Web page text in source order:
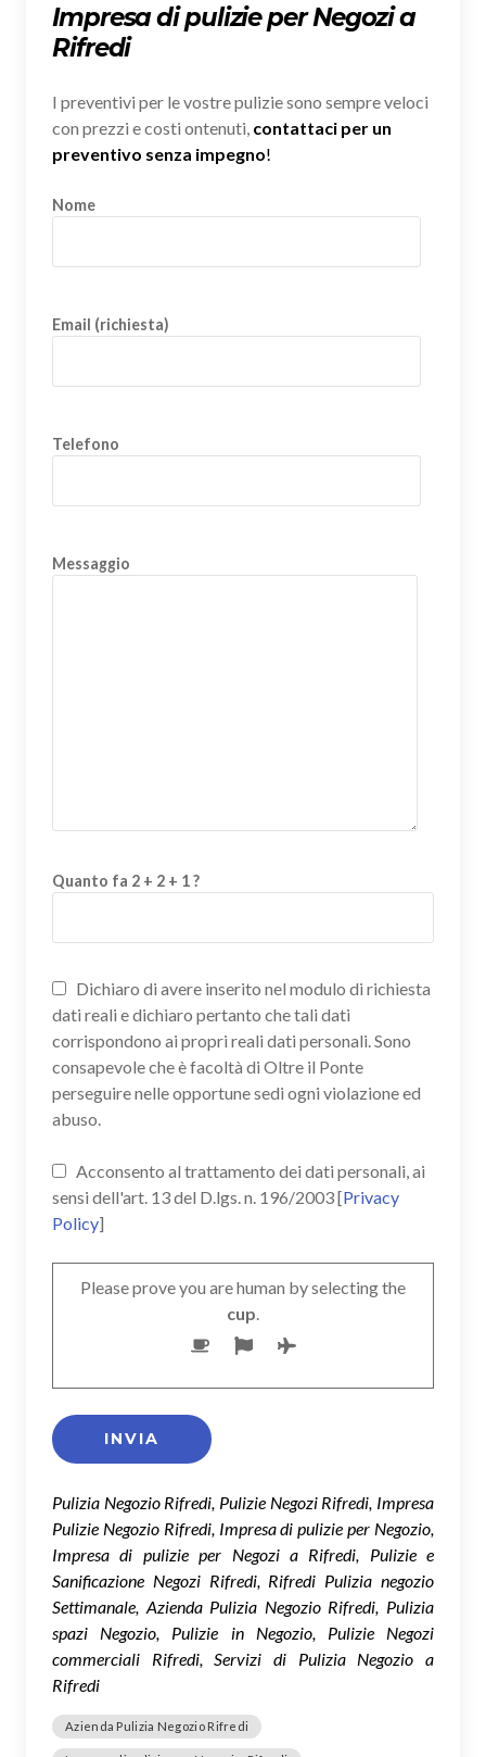
Impresa di pulizie per Negozi a
Rifredi
I preventivi per le vostre pulizie sono sempre veloci
con prezzi e costi ontenuti, contattaci per un
preventivo senza impegno!
Nome
Email (richiesta)
Telefono
Messaggio
Quanto fa 2 + 2 + 1 ?
Dichiaro di avere inserito nel modulo di richiesta
dati reali e dichiaro pertanto che tali dati
corrispondono ai propri reali dati personali. Sono
consapevole che è facoltà di Oltre il Ponte
perseguire nelle opportune sedi ogni violazione ed
abuso.
Acconsento al trattamento dei dati personali, ai
sensi dell'art. 13 del D.lgs. n. 196/2003 [Privacy
Policy]
Please prove you are human by selecting the
cup
Pulizia Negozio Rifredi, Pulizie Negozi Rifredi, Impresa
Pulizie Negozio Rifredi, Impresa di pulizie per Negozio,
Impresa di pulizie per Negozi a Rifredi, Pulizie e
Sanificazione Negozi Rifredi, Rifredi Pulizia negozio
Settimanale, Azienda Pulizia Negozio Rifredi, Pulizia
spazi Negozio, Pulizie in Negozio, Pulizie Negozi
commerciali Rifredi, Servizi di Pulizia Negozio a
Rifredi
Azienda Pulizia Negozio Rifredi